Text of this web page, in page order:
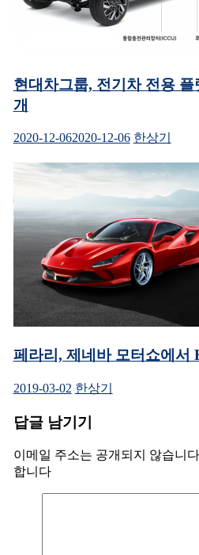
현대차그룹, 전기차 전용 플
개
2020-12-062020-12-06 한상기
페라리, 제네바 모터쇼에서
2019-03-02 한상기
답글 남기기
이메일 주소는 공개되지 않습니
합니다